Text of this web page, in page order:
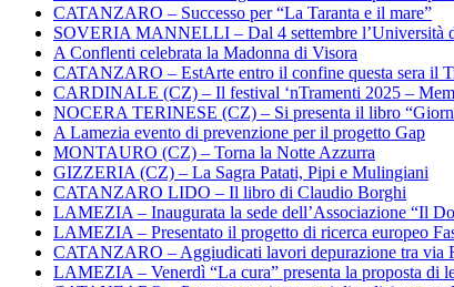
CATANZARO – Successo per “La Taranta e il mare”
SOVERIA MANNELLI – Dal 4 settembre l’Università
A Conflenti celebrata la Madonna di Visora
CATANZARO – EstArte entro il confine questa sera il
CARDINALE (CZ) – Il festival ‘nTramenti 2025 –
NOCERA TERINESE (CZ) – Si presenta il libro
A Lamezia evento di prevenzione per il progetto Gap
MONTAURO (CZ) – Torna la Notte Azzurra
GIZZERIA (CZ) – La Sagra Patati, Pipi e Mulingiani
CATANZARO LIDO – Il libro di Claudio Borghi
LAMEZIA – Inaugurata la sede dell’Associazione “Il
LAMEZIA – Presentato il progetto di ricerca europeo
CATANZARO – Aggiudicati lavori depurazione tra via
LAMEZIA – Venerdì “La cura” presenta la proposta di